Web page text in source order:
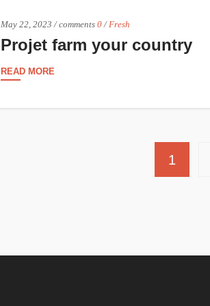
May 22, 2023 /comments 0/Fresh
Projet farm your country
READ MORE
1